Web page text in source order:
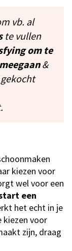
vb. al
te vullen
om te
&
kiezen voor
wel voor een
een
het echt in je
kiezen voor
zijn, draag